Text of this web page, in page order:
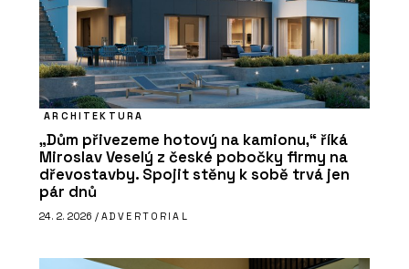
ARCHITEKTURA
„Dům přivezeme hotový na kamionu,“ říká
Miroslav Veselý z české pobočky firmy na
dřevostavby. Spojit stěny k sobě trvá jen
pár dnů
24. 2. 2026 / ADVERTORIAL